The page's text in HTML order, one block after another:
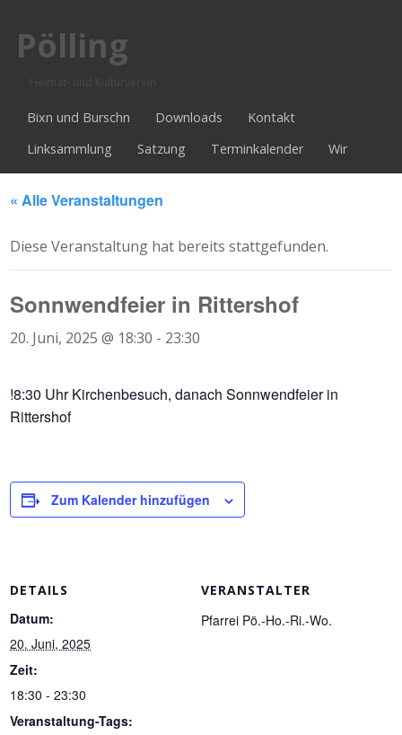
Pölling
Bixn und Burschn Downloads
Kontakt
Linksammlung
Satzung Terminkalender Wir
« Alle Veranstaltungen
Diese Veranstaltung hat bereits stattgefunden.
Sonnwendfeier in Rittershof
20. Juni, 2025 @ 18:30 - 23:30
!8:30 Uhr Kirchenbesuch, danach Sonnwendfeier in
Rittershof
Zum Kalender hinzufügen
DETAILS
Datum:
20. Juni, 2025
Zeit:
18:30 - 23:30
Veranstaltung-Tags:
VERANSTALTER
Pfarrei Pö.-Ho.-Ri.-Wo.